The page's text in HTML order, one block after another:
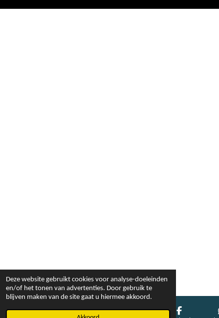
Deze website gebruikt cookies voor analyse-doeleinden
en/of het tonen van advertenties. Door gebruik te
blijven maken van de site gaat u hiermee akkoord.